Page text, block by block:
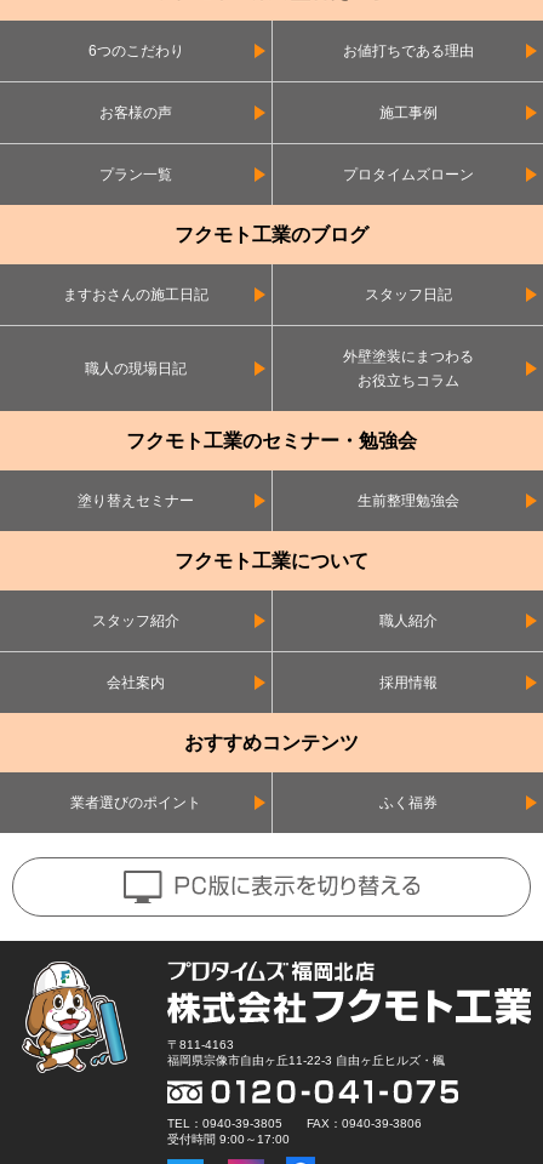
6つのこだわり お値打ちである理由
お客様の声 施工事例
プラン一覧 プロタイムズローン
フクモト工業のブログ
ますおさんの施工日記 スタッフ日記
職人の現場日記
外壁塗装にまつわる
お役立ちコラム
フクモト工業のセミナー・勉強会
塗り替えセミナー 生前整理勉強会
フクモト工業について
スタッフ紹介 職人紹介
会社案内 採用情報
おすすめコンテンツ
業者選びのポイント ふく福券
〒811-4163
福岡県宗像市自由ヶ丘11-22-3 自由ヶ丘ヒルズ・楓
TEL：0940-39-3805 FAX：0940-39-3806
受付時間 9:00～17:00